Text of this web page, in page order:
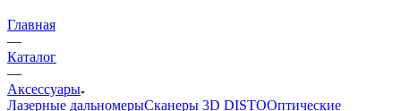
Главная
—
Каталог
—
Аксессуары
Лазерные дальномерыСканеры 3D DISTOОптические